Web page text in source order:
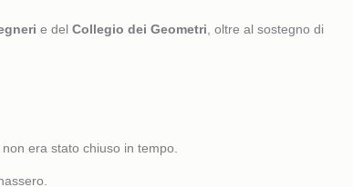
e del Collegio dei Geometri , oltre al sostegno di
era stato chiuso in tempo.